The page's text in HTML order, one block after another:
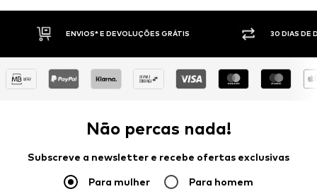
GRÁTIS 30 DIAS DE DIREITO DE DEVOLUÇÃO
Não percas nada!
Subscreve a newsletter e recebe ofertas exclusivas
Para mulher Para homem